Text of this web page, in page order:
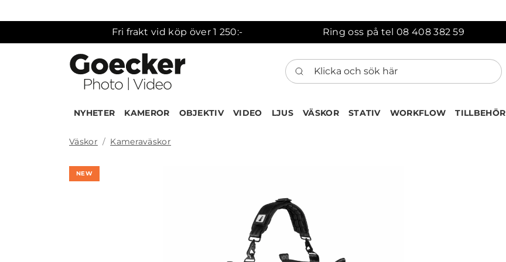
Fri frakt vid köp över 1 250:- Ring oss på tel 08 408 382 59
Klicka och sök här
NYHETER KAMEROR OBJEKTIV VIDEO LJUS VÄSKOR STATIV WORKFLOW TILLBEHÖR
Väskor Kameraväskor
NEW